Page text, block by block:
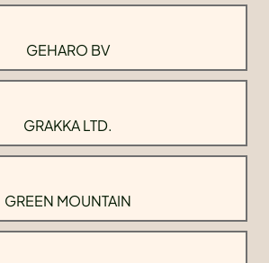
GEHARO BV
GRAKKA LTD.
GREEN MOUNTAIN